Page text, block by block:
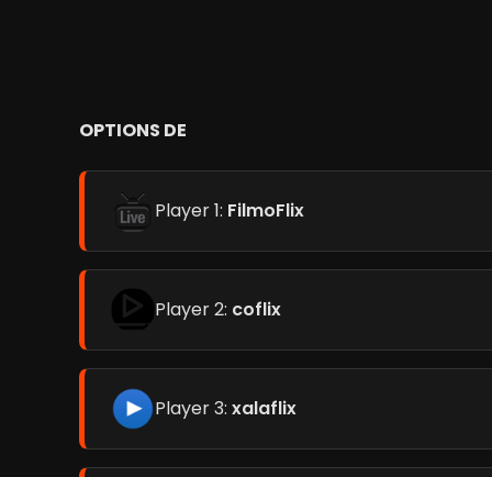
OPTIONS DE
Player 1: FilmoFlix
Player 2: coflix
Player 3: xalaflix